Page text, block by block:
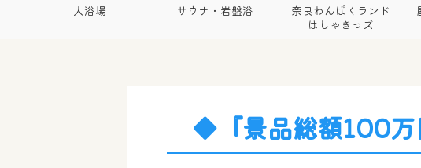
大浴場 サウナ・岩盤浴
奈良わんぱくランド
はしゃきっズ
◆『景品総額100万